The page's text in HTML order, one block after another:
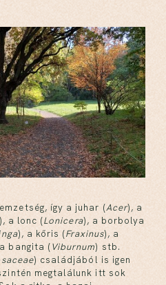
így a juhar (Acer), a
a lonc (Lonicera), a borbolya
), a kőris (Fraxinus), a
bangita (Viburnum) stb.
) családjából is igen
megtalálunk itt sok